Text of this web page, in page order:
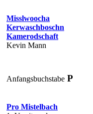
Misslwoocha
Kerwaschboschn
Kamerodschaft
Kevin Mann
Anfangsbuchstabe P
Pro Mistelbach